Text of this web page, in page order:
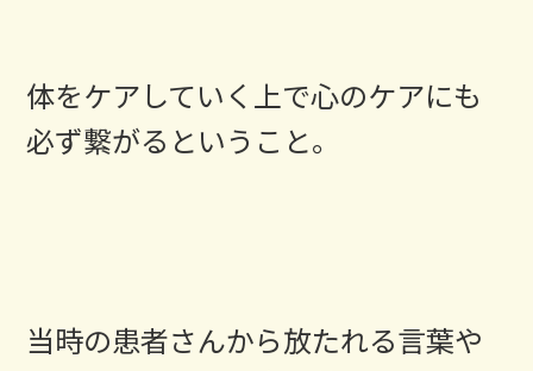
体をケアしていく上で心のケアにも
必ず繋がるということ。
当時の患者さんから放たれる言葉や